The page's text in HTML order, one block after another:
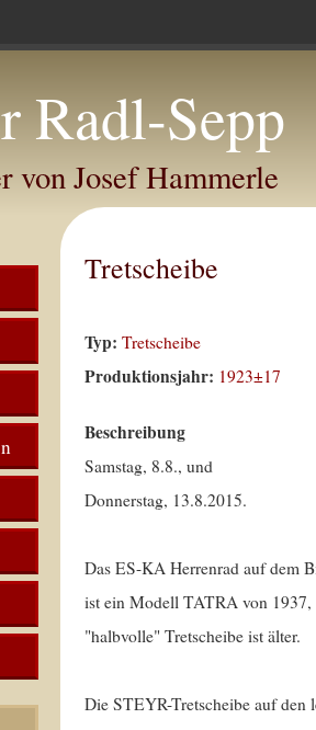
Radl-Sepp
von Josef Hammerle
Tretscheibe
Typ:Tretscheibe
Produktionsjahr: 1923±17
Beschreibung
Samstag, 8.8., und
Donnerstag, 13.8.2015.
Das ES-KA Herrenrad auf dem
ist ein Modell TATRA von 1937,
"halbvolle" Tretscheibe ist älter.
Die STEYR-Tretscheibe auf den